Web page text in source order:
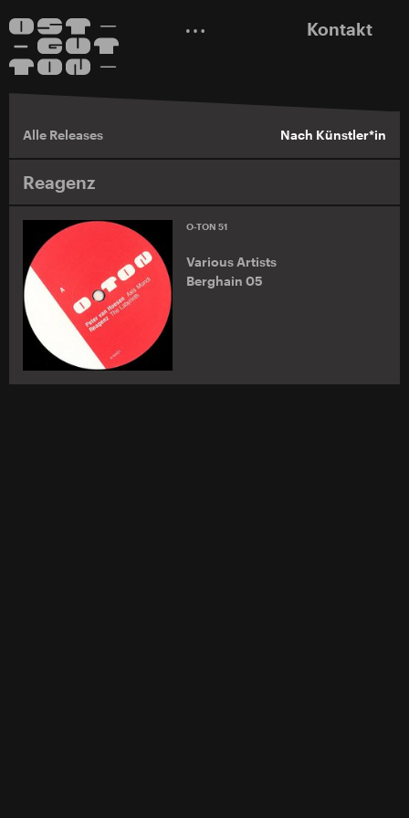
Kontakt
Alle Releases Nach Künstler*in
Reagenz
O-TON 51
Various Artists
Berghain 05